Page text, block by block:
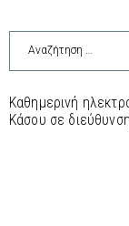
Καθημερινή
Κάσου σε